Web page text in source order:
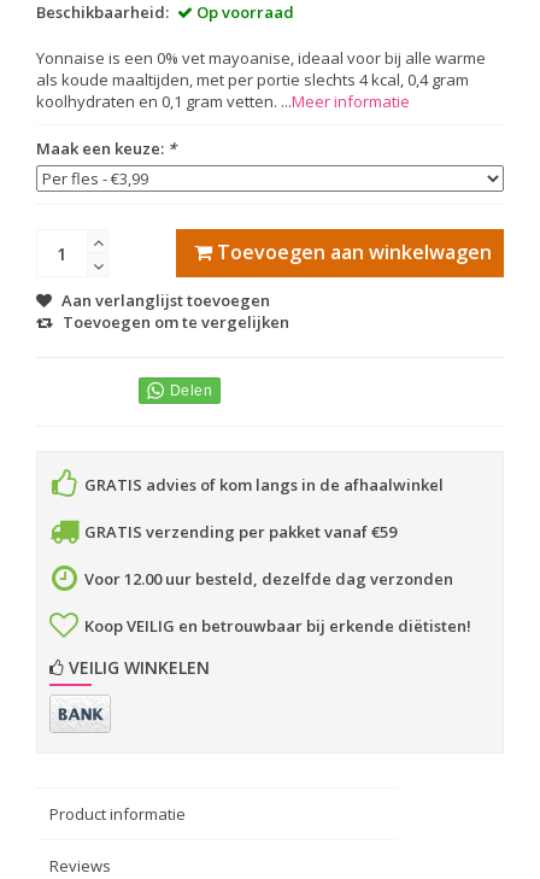
Beschikbaarheid: Op voorraad
Yonnaise is een 0% vet mayoanise, ideaal voor bij alle warme
als koude maaltijden, met per portie slechts 4 kcal, 0,4 gram
koolhydraten en 0,1 gram vetten. ...Meer informatie
Maak een keuze: *
Toevoegen aan winkelwagen
Aan verlanglijst toevoegen
Toevoegen om te vergelijken
GRATIS advies of kom langs in de afhaalwinkel
GRATIS verzending per pakket vanaf €59
Voor 12.00 uur besteld, dezelfde dag verzonden
Koop VEILIG en betrouwbaar bij erkende diëtisten!
VEILIG WINKELEN
Product informatie
Reviews